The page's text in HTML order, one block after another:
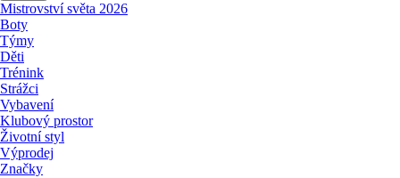
Mistrovství světa 2026
Boty
Týmy
Děti
Trénink
Strážci
Vybavení
Klubový prostor
Životní styl
Výprodej
Značky